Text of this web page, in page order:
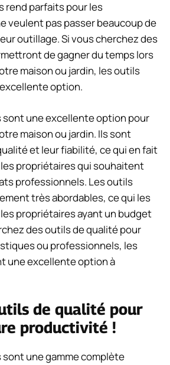
rend parfaits pour les
veulent pas passer beaucoup de
outillage. Si vous cherchez des
de gagner du temps lors
maison ou jardin, les outils
option.
sont une excellente option pour
maison ou jardin. Ils sont
et leur fiabilité, ce qui en fait
propriétaires qui souhaitent
professionnels. Les outils
très abordables, ce qui les
propriétaires ayant un budget
des outils de qualité pour
ou professionnels, les
une excellente option à
de qualité pour
productivité !
une gamme complète